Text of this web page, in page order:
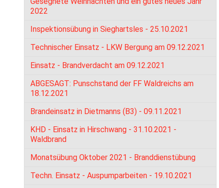
2022
Inspektionsübung in Sieghartsles - 25.10.2021
Technischer Einsatz - LKW Bergung am 09.12.2021
Einsatz - Brandverdacht am 09.12.2021
ABGESAGT: Punschstand der FF Waldreichs am
18.12.2021
Brandeinsatz in Dietmanns (B3) - 09.11.2021
KHD - Einsatz in Hirschwang - 31.10.2021 -
Waldbrand
Monatsübung Oktober 2021 - Branddienstübung
Techn. Einsatz - Auspumparbeiten - 19.10.2021